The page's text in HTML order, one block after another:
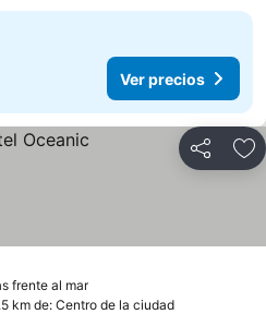
Ver precios
Compartir
frente al marVer precios
km de: Centro de la ciudad